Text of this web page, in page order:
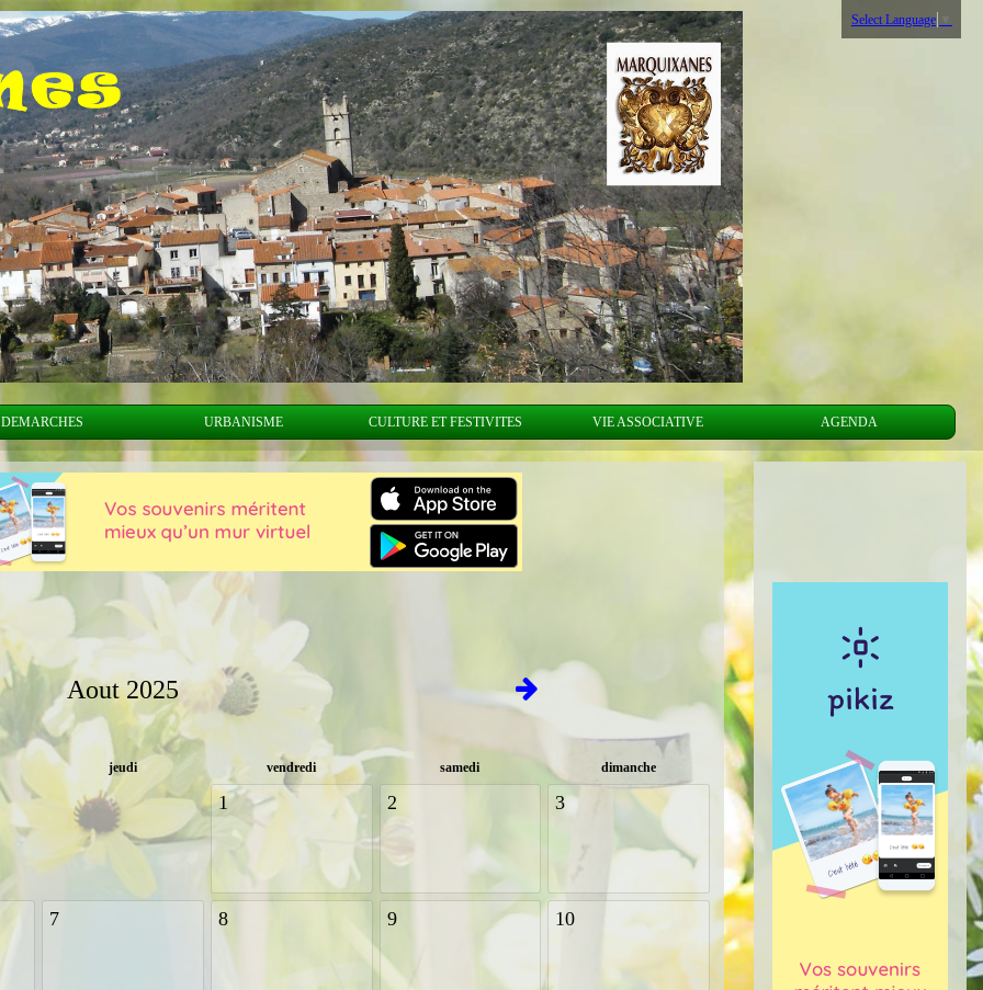
Select Language ▼
DEMARCHES URBANISME CULTURE ET FESTIVITES VIE ASSOCIATIVE AGENDA
Aout 2025
jeudi vendredi samedi dimanche
1 2 3
7 8 9 10